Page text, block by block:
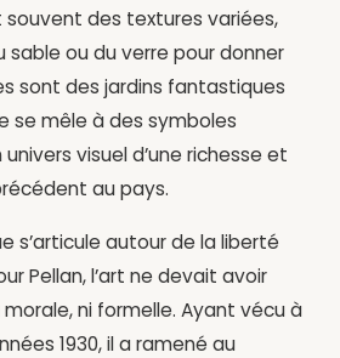
souvent des textures variées,
ou du verre pour donner
sont des jardins fantastiques
se mêle à des symboles
visuel d’une richesse et
au pays.
s’articule autour de la liberté
Pellan, l’art ne devait avoir
ni formelle. Ayant vécu à
1930, il a ramené au